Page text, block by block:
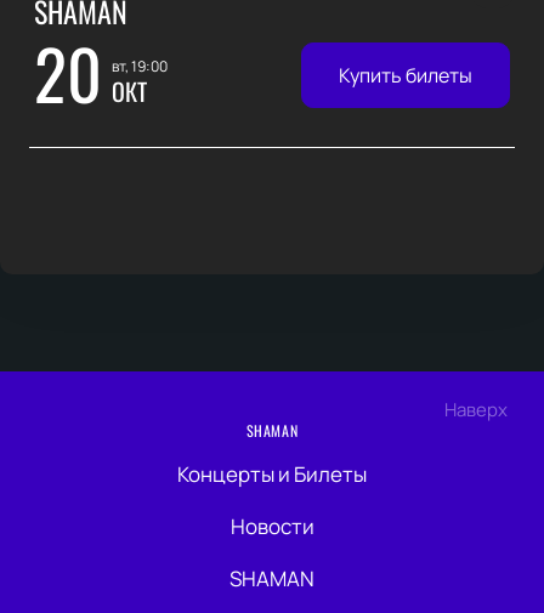
SHAMAN
20 вт, 19:00
ОКТ Купить билеты
Наверх
SHAMAN
Концерты и Билеты
Новости
SHAMAN